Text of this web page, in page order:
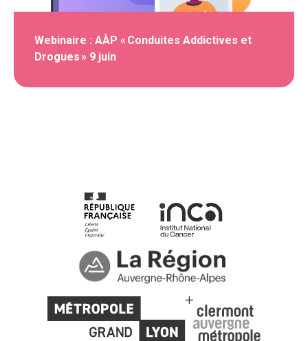
Webinaire : AÀP « Conduites Addictives et
Drogues » 9 juin